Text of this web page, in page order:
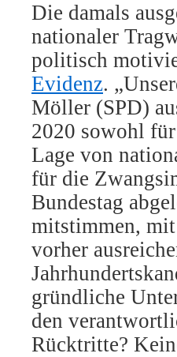
Die damals
nationaler
politisch
Evidenz.
Möller (SPD)
2020 sowohl
Lage von
für die
Bundestag
mitstimmen,
vorher
gründliche
den
Rücktritte?